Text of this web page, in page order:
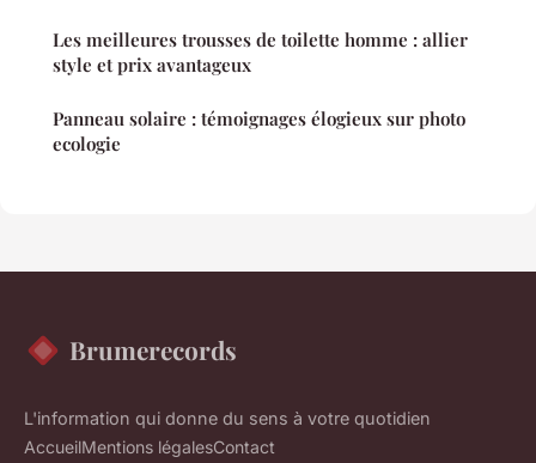
Les meilleures trousses de toilette homme : allier
style et prix avantageux
Panneau solaire : témoignages élogieux sur photo
ecologie
Brumerecords
L'information qui donne du sens à votre quotidien
AccueilMentions légalesContact